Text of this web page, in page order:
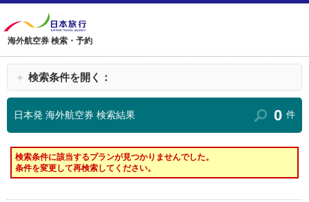
海外航空券 検索・予約
＋ 検索条件を開く：
日本発 海外航空券 検索結果 0 件
検索条件に該当するプランが見つかりませんでした。
条件を変更して再検索してください。